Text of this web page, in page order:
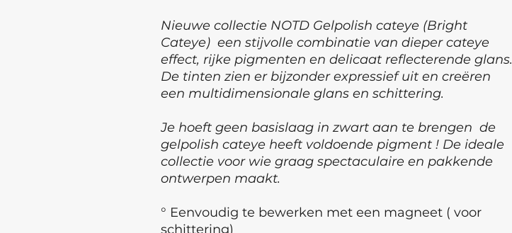
Nieuwe collectie NOTD Gelpolish cateye (Bright
Cateye) een stijvolle combinatie van dieper cateye
effect, rijke pigmenten en delicaat reflecterende glans.
De tinten zien er bijzonder expressief uit en creëren
een multidimensionale glans en schittering.
Je hoeft geen basislaag in zwart aan te brengen de
gelpolish cateye heeft voldoende pigment ! De ideale
collectie voor wie graag spectaculaire en pakkende
ontwerpen maakt.
° Eenvoudig te bewerken met een magneet ( voor
schittering)